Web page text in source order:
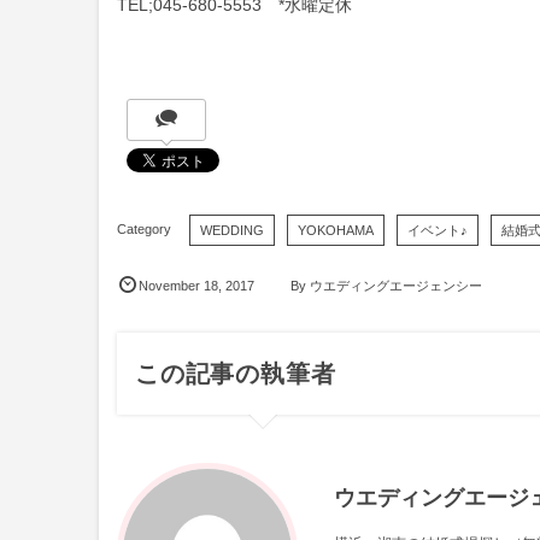
TEL;045-680-5553 *水曜定休
WEDDING YOKOHAMA イベント♪ 結婚
November 18 ,2017 By ウエディングエージェンシー
この記事の執筆者
ウエディングエージ